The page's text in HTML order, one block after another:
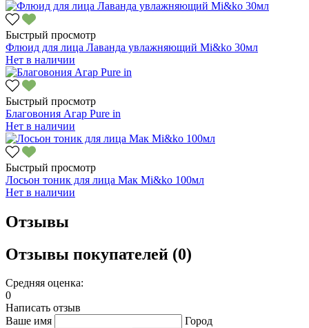
Быстрый просмотр
Флюид для лица Лаванда увлажняющий Mi&ko 30мл
Нет в наличии
Быстрый просмотр
Благовония Агар Pure in
Нет в наличии
Быстрый просмотр
Лосьон тоник для лица Мак Mi&ko 100мл
Нет в наличии
Отзывы
Отзывы покупателей (0)
Средняя оценка:
0
Написать отзыв
Ваше имя
Город